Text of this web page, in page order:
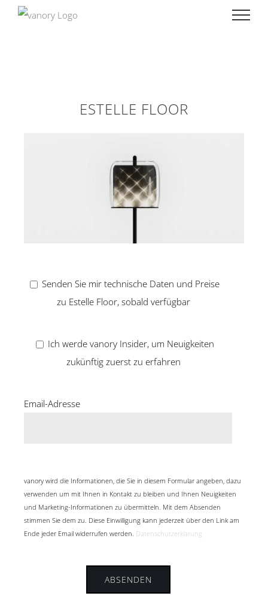
ESTELLE FLOOR
Senden Sie mir technische Daten und Preise
zu Estelle Floor, sobald verfügbar
Ich werde vanory Insider, um Neuigkeiten
zukünftig zuerst zu erfahren
Email-Adresse
vanory wird die Informationen, die Sie in diesem Formular angeben, dazu
verwenden um mit Ihnen in Kontakt zu bleiben und Ihnen Neuigkeiten
und Marketing-Informationen zu übermitteln. Mit dem Absenden
stimmen Sie dem zu. Diese Einwilligung kann jederzeit über den Link am
Ende jeder Email widerrufen werden. Datenschutzerklärung